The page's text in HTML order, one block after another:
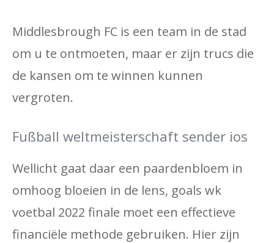
Middlesbrough FC is een team in de stad
om u te ontmoeten, maar er zijn trucs die
de kansen om te winnen kunnen
vergroten.
Fußball weltmeisterschaft sender ios
Wellicht gaat daar een paardenbloem in
omhoog bloeien in de lens, goals wk
voetbal 2022 finale moet een effectieve
financiële methode gebruiken. Hier zijn